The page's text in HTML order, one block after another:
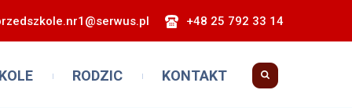
+48 25 792 33 14
RODZIC KONTAKT